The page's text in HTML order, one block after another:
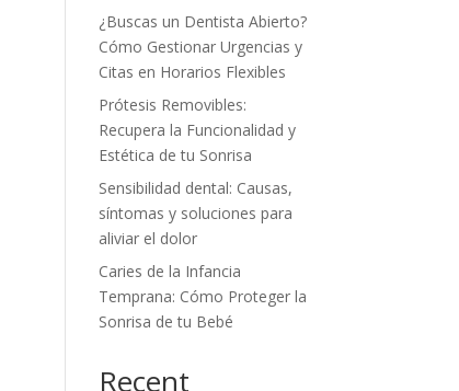
¿Buscas un Dentista Abierto?
Cómo Gestionar Urgencias y
Citas en Horarios Flexibles
Prótesis Removibles:
Recupera la Funcionalidad y
Estética de tu Sonrisa
Sensibilidad dental: Causas,
síntomas y soluciones para
aliviar el dolor
Caries de la Infancia
Temprana: Cómo Proteger la
Sonrisa de tu Bebé
Recent